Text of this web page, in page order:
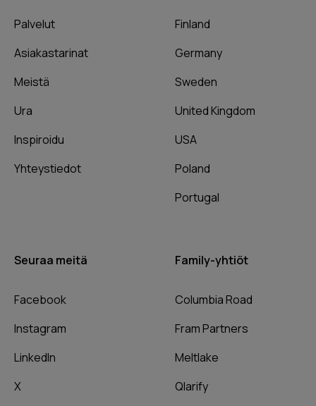
Palvelut
Asiakastarinat
Meistä
Ura
Inspiroidu
Yhteystiedot
Finland
Germany
Sweden
United Kingdom
USA
Poland
Portugal
Seuraa meitä
Facebook
Instagram
LinkedIn
X
Family-yhtiöt
Columbia Road
Fram Partners
Meltlake
Qlarify